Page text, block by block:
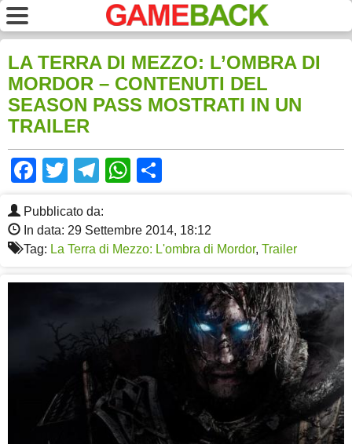
LA TERRA DI MEZZO: L’OMBRA DI
MORDOR – CONTENUTI DEL
SEASON PASS MOSTRATI IN UN
TRAILER
Facebook
TwitterTelegram
WhatsApp
Pubblicato da:
In data: 29 Settembre 2014, 18:12
Tag: La Terra di Mezzo: L'ombra di Mordor, Trailer